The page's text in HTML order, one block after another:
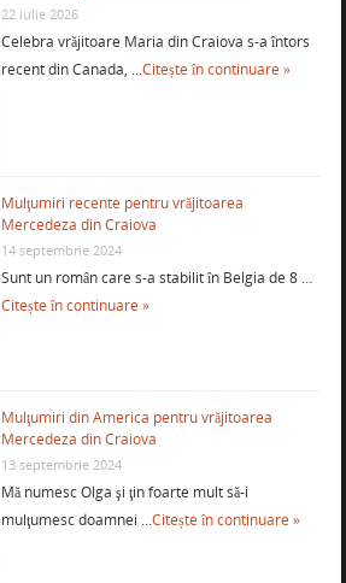
22 iulie 2026
Celebra vrăjitoare Maria din Craiova s-a întors
recent din Canada, …Citește în continuare »
Mulţumiri recente pentru vrăjitoarea
Mercedeza din Craiova
14 septembrie 2024
Sunt un român care s-a stabilit în Belgia de 8 …
Citește în continuare »
Mulţumiri din America pentru vrăjitoarea
Mercedeza din Craiova
13 septembrie 2024
Mă numesc Olga şi ţin foarte mult să-i
mulţumesc doamnei …Citește în continuare »